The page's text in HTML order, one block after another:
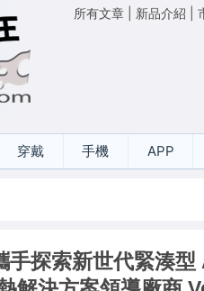
所有文章 新品介紹
穿戴 手機 APP
手探索新世代緊湊